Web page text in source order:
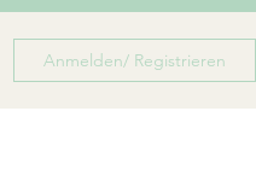
Anmelden/ Registrieren